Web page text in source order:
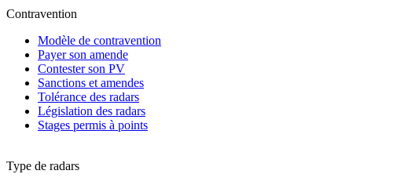
Contravention
Modèle de contravention
Payer son amende
Contester son PV
Sanctions et amendes
Tolérance des radars
Législation des radars
Stages permis à points
Type de radars